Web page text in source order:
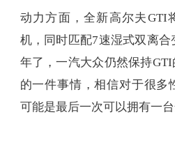
动力方面，全新高尔夫GTI
机，同时匹配7速湿式双离合
年了，一汽大众仍然保持
的一件事情，相信对于很多
可能是最后一次可以拥有一台